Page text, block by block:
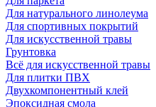
Для натурального линолеума
Для спортивных покрытий
Для искусственной травы
Грунтовка
Всё для искусственной травы
Для плитки ПВХ
Двухкомпонентный клей
Эпоксидная смола